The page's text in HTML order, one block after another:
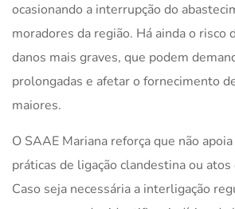
ocasionando a interrupção do
moradores da região. Há ainda o risco
danos mais graves, que podem
prolongadas e afetar o fornecimento
maiores.
O SAAE Mariana reforça que não
práticas de ligação clandestina ou
Caso seja necessária a interligação